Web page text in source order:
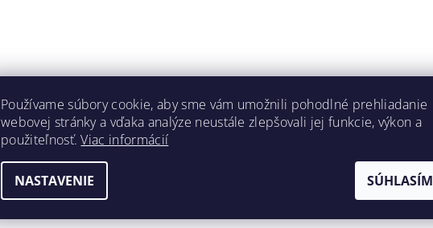
Používame súbory cookie, aby sme vám umožnili pohodlné prehliadanie
webovej stránky a vďaka analýze neustále zlepšovali jej funkcie, výkon a
použiteľnosť.Viac informácií
NASTAVENIE SÚHLASÍM